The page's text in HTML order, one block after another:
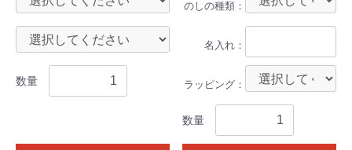
数量
のしの種類：
名入れ：
ラッピング：
数量